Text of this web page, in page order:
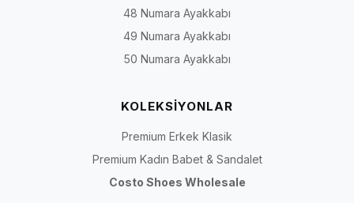
48 Numara Ayakkabı
49 Numara Ayakkabı
50 Numara Ayakkabı
KOLEKSİYONLAR
Premium Erkek Klasik
Premium Kadın Babet & Sandalet
Costo Shoes Wholesale